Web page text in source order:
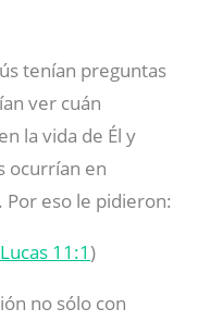
tenían preguntas
ver cuán
la vida de Él y
ocurrían en
Por eso le pidieron:
Lucas 11:1)
no sólo con